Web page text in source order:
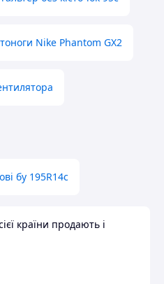
Nike Phantom GX2
бу 195R14c
країни продають і